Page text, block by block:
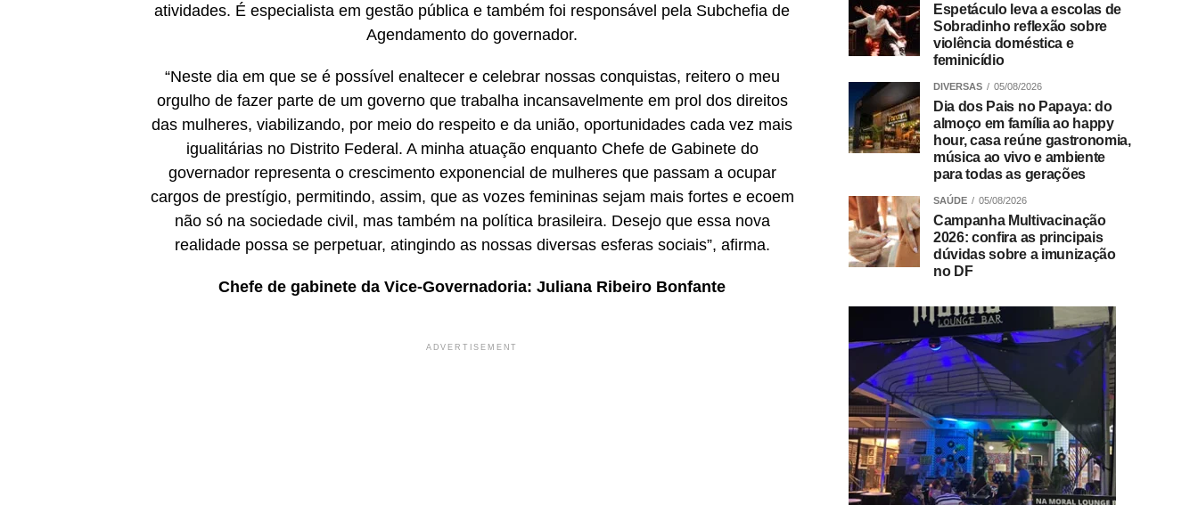
atividades. É especialista em gestão pública e também foi responsável pela Subchefia de
Agendamento do governador.
“Neste dia em que se é possível enaltecer e celebrar nossas conquistas, reitero o meu
orgulho de fazer parte de um governo que trabalha incansavelmente em prol dos direitos
das mulheres, viabilizando, por meio do respeito e da união, oportunidades cada vez mais
igualitárias no Distrito Federal. A minha atuação enquanto Chefe de Gabinete do
governador representa o crescimento exponencial de mulheres que passam a ocupar
cargos de prestígio, permitindo, assim, que as vozes femininas sejam mais fortes e ecoem
não só na sociedade civil, mas também na política brasileira. Desejo que essa nova
realidade possa se perpetuar, atingindo as nossas diversas esferas sociais”, afirma.
Chefe de gabinete da Vice-Governadoria: Juliana Ribeiro Bonfante
ADVERTISEMENT
Espetáculo leva a escolas de
Sobradinho reflexão sobre
violência doméstica e
feminicídio
DIVERSAS 05/08/2026
Dia dos Pais no Papaya: do
almoço em família ao happy
hour, casa reúne gastronomia,
música ao vivo e ambiente
para todas as gerações
SAÚDE 05/08/2026
Campanha Multivacinação
2026: confira as principais
dúvidas sobre a imunização
no DF